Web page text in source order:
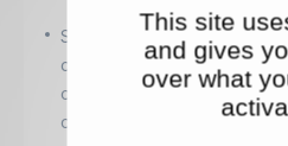
Sensibiliser les parties
de la prévention des
outils Qualité en matière
de projet, de
This site
and gives
over what